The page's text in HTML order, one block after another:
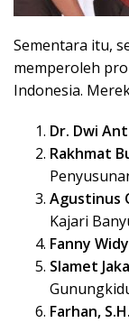
Sementara itu,
memperoleh
Indonesia.
Dr. Dwi
Rakhmat
Agustinus
Kajari
Fanny
Slamet
Farhan,